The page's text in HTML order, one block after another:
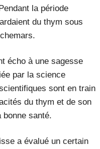
la période
du thym sous
écho à une sagesse
par la science
sont en train
du thym et de son
santé.
a évalué un certain